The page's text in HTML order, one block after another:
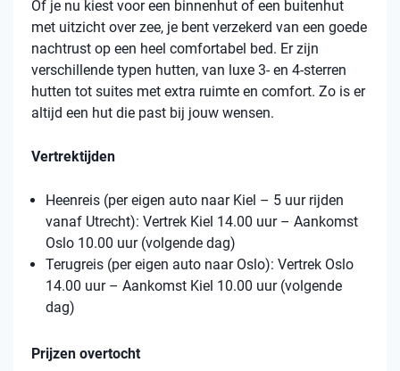
Of je nu kiest voor een binnenhut of een buitenhut
met uitzicht over zee, je bent verzekerd van een goede
nachtrust op een heel comfortabel bed. Er zijn
verschillende typen hutten, van luxe 3- en 4-sterren
hutten tot suites met extra ruimte en comfort. Zo is er
altijd een hut die past bij jouw wensen.
Vertrektijden
Heenreis (per eigen auto naar Kiel – 5 uur rijden
vanaf Utrecht): Vertrek Kiel 14.00 uur – Aankomst
Oslo 10.00 uur (volgende dag)
Terugreis (per eigen auto naar Oslo): Vertrek Oslo
14.00 uur – Aankomst Kiel 10.00 uur (volgende
dag)
Prijzen overtocht